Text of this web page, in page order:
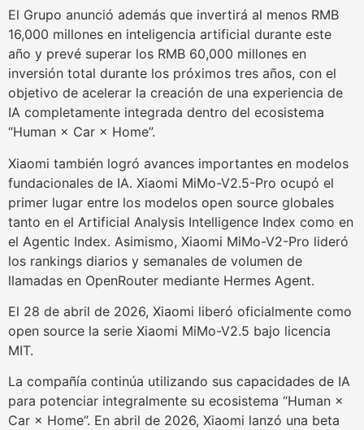
El Grupo anunció además que invertirá al menos RMB
16,000 millones en inteligencia artificial durante este
año y prevé superar los RMB 60,000 millones en
inversión total durante los próximos tres años, con el
objetivo de acelerar la creación de una experiencia de
IA completamente integrada dentro del ecosistema
“Human × Car × Home”.
Xiaomi también logró avances importantes en modelos
fundacionales de IA. Xiaomi MiMo-V2.5-Pro ocupó el
primer lugar entre los modelos open source globales
tanto en el Artificial Analysis Intelligence Index como en
el Agentic Index. Asimismo, Xiaomi MiMo-V2-Pro lideró
los rankings diarios y semanales de volumen de
llamadas en OpenRouter mediante Hermes Agent.
El 28 de abril de 2026, Xiaomi liberó oficialmente como
open source la serie Xiaomi MiMo-V2.5 bajo licencia
MIT.
La compañía continúa utilizando sus capacidades de IA
para potenciar integralmente su ecosistema “Human ×
Car × Home”. En abril de 2026, Xiaomi lanzó una beta